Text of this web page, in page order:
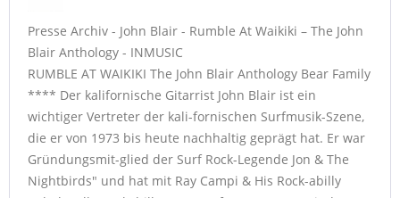
Presse Archiv - John Blair - Rumble At Waikiki – The John
Blair Anthology - INMUSIC
RUMBLE AT WAIKIKI The John Blair Anthology Bear Family
**** Der kalifornische Gitarrist John Blair ist ein
wichtiger Vertreter der kali-fornischen Surfmusik-Szene,
die er von 1973 bis heute nachhaltig geprägt hat. Er war
Gründungsmit-glied der Surf Rock-Legende Jon & The
Nightbirds" und hat mit Ray Campi & His Rock-abilly